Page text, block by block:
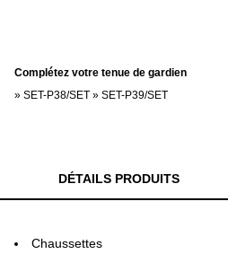
Complétez votre tenue de gardien
» SET-P38/SET » SET-P39/SET
DÉTAILS PRODUITS
Chaussettes